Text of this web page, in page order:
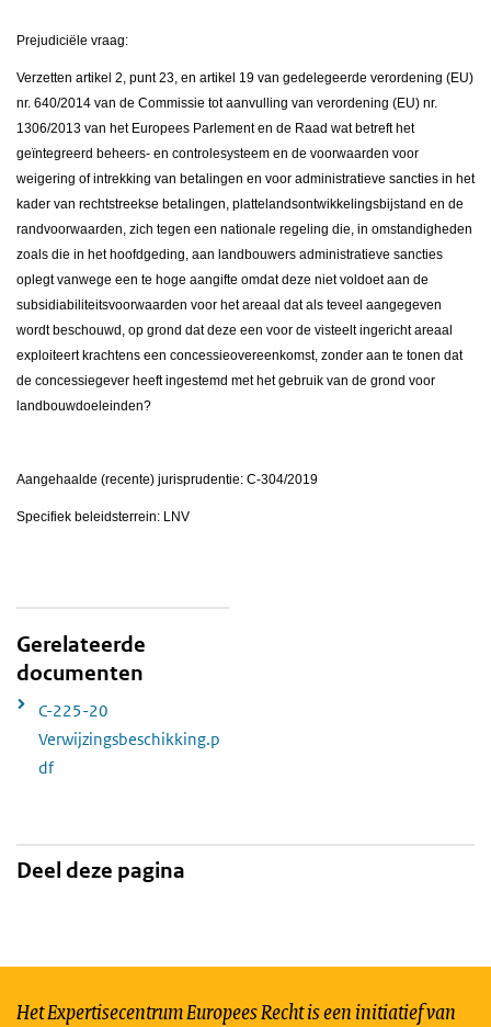
Prejudiciële vraag:
Verzetten artikel 2, punt 23, en artikel 19 van gedelegeerde verordening (EU)
nr. 640/2014 van de Commissie tot aanvulling van verordening (EU) nr.
1306/2013 van het Europees Parlement en de Raad wat betreft het
geïntegreerd beheers- en controlesysteem en de voorwaarden voor
weigering of intrekking van betalingen en voor administratieve sancties in het
kader van rechtstreekse betalingen, plattelandsontwikkelingsbijstand en de
randvoorwaarden, zich tegen een nationale regeling die, in omstandigheden
zoals die in het hoofdgeding, aan landbouwers administratieve sancties
oplegt vanwege een te hoge aangifte omdat deze niet voldoet aan de
subsidiabiliteitsvoorwaarden voor het areaal dat als teveel aangegeven
wordt beschouwd, op grond dat deze een voor de visteelt ingericht areaal
exploiteert krachtens een concessieovereenkomst, zonder aan te tonen dat
de concessiegever heeft ingestemd met het gebruik van de grond voor
landbouwdoeleinden?
Aangehaalde (recente) jurisprudentie: C-304/2019
Specifiek beleidsterrein: LNV
Gerelateerde
documenten
C-225-20
Verwijzingsbeschikking.p
df
Deel deze pagina
Het Expertisecentrum Europees Recht is een initiatief van